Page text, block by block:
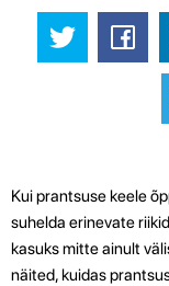
Kui prantsuse keele
suhelda erinevate
kasuks mitte ainult
näited, kuidas